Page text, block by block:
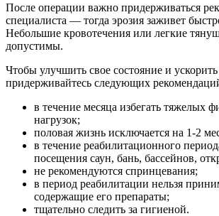
После операции важно придерживаться
специалиста — тогда эрозия заживет
Небольшие кровотечения или легкие
допустимы.
Чтобы улучшить свое состояние и
придерживайтесь следующих
в течение месяца избегать тяжелых
нагрузок;
половая жизнь исключается на 1-2
в течение реабилитационного
посещения саун, бань, бассейнов,
не рекомендуются спринцевания;
в период реабилитации нельзя
содержащие его препараты;
тщательно следить за гигиеной.